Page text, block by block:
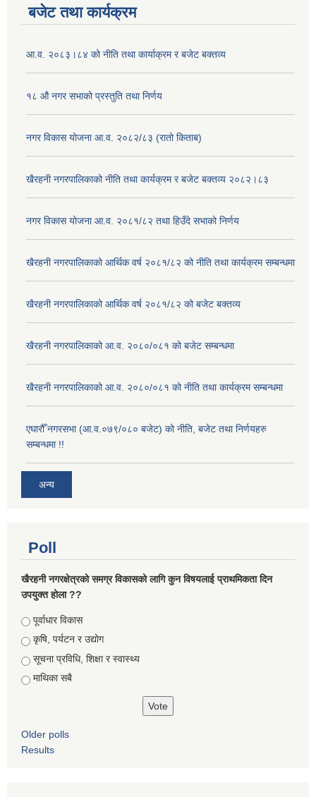
बजेट तथा कार्यक्रम
आ.व. २०८३।८४ को नीति तथा कार्याक्रम र बजेट बक्तव्य
१८ औ नगर सभाको प्रस्तुति तथा निर्णय
नगर विकास योजना आ.व. २०८२/८३ (रातो किताब)
खैरहनी नगरपालिकाको नीति तथा कार्यक्रम र बजेट बक्तव्य २०८२।८३
नगर विकास योजना आ.व. २०८१/८२ तथा हिउँदे सभाको निर्णय
खैरहनी नगरपालिकाको आर्थिक वर्ष २०८१/८२ को नीति तथा कार्यक्रम सम्बन्धमा
खैरहनी नगरपालिकाको आर्थिक वर्ष २०८१/८२ को बजेट बक्तव्य
खैरहनी नगरपालिकाको आ.व. २०८०/०८१ को बजेट सम्बन्धमा
खैरहनी नगरपालिकाको आ.व. २०८०/०८१ को नीति तथा कार्यक्रम सम्बन्धमा
एघारौँ नगरसभा (आ.व.०७९/०८० बजेट) को नीति, बजेट तथा निर्णयहरु
सम्बन्धमा !!
अन्य
Poll
खैरहनी नगरक्षेत्रको समग्र विकासको लागि कुन विषयलाई प्राथमिकता दिन
उपयुक्त होला ??
Choices
पूर्वाधार विकास
कृषि, पर्यटन र उद्योग
सूचना प्रविधि, शिक्षा र स्वास्थ्य
माथिका सबै
Older polls
Results